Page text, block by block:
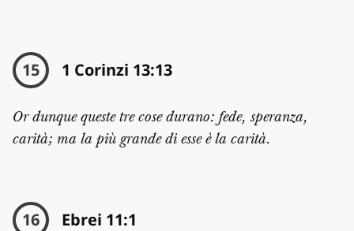
15 1 Corinzi 13:13
Or dunque queste tre cose durano: fede, speranza,
carità; ma la più grande di esse è la carità.
16 Ebrei 11:1